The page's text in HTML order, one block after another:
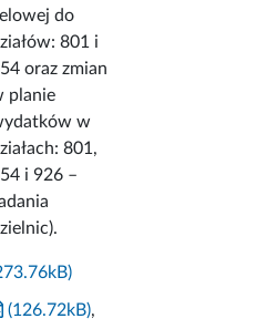
do
801 i
oraz zmian
planie
w
801,
i 926 –
(126.72kB),